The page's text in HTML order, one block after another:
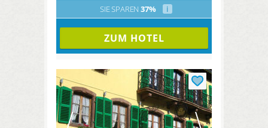
SIE SPAREN 37% i
ZUM HOTEL